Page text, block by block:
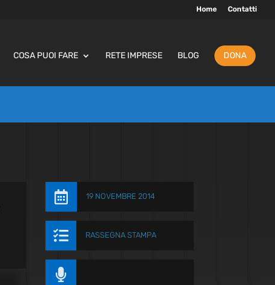
Home Contatti
COSA PUOI FARE RETE IMPRESE BLOG DONA
 19 NOVEMBRE 2014
 RASSEGNA STAMPA
